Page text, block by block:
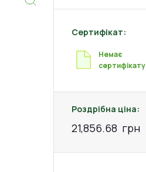
Сертифікат:
Немає
сертифікату
Роздрібна ціна:
21,856.68 грн